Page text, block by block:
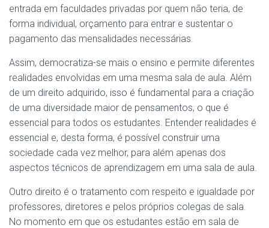
entrada em faculdades privadas por quem não teria, de
forma individual, orçamento para entrar e sustentar o
pagamento das mensalidades necessárias.
Assim, democratiza-se mais o ensino e permite diferentes
realidades envolvidas em uma mesma sala de aula. Além
de um direito adquirido, isso é fundamental para a criação
de uma diversidade maior de pensamentos, o que é
essencial para todos os estudantes. Entender realidades é
essencial e, desta forma, é possível construir uma
sociedade cada vez melhor, para além apenas dos
aspectos técnicos de aprendizagem em uma sala de aula.
Outro direito é o tratamento com respeito e igualdade por
professores, diretores e pelos próprios colegas de sala.
No momento em que os estudantes estão em sala de